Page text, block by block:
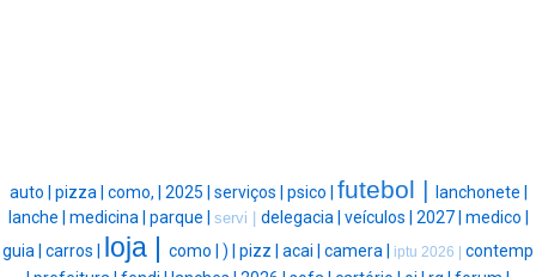
auto | pizza | como, | 2025 | serviços | psico | futebol |
lanchonete |
lanche | medicina | parque | servi | delegacia | veículos | 2027 | medico |
guia | carros | loja | como | ) | pizz | acai | camera | iptu 2026 | contemp